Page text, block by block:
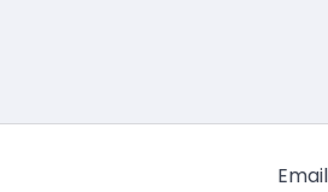
Email